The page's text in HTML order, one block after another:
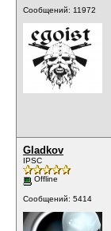
Сообщений: 11972
Gladkov
IPSC
Offline
Сообщений: 5414